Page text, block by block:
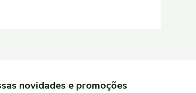
novidades e promoções